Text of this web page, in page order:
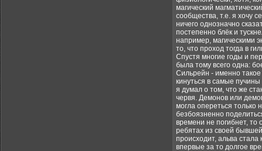
магический
сообщества, т.е. я хочу
ничего однозначно
постепенно блёк и
например, магическими
то, что проход тогда в
Спустя многие годы и
была тому всего одна:
Сильрейн - именно такое
кинуться в самые
я думал о том, что же
червя. Демонов или
могла опереться только
безбоязненно
времени не погибнет, то
ребятах из своей
происходит, альва
впервые за то долгое